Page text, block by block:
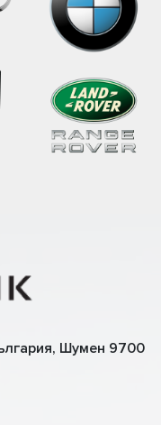
Шумен 9700